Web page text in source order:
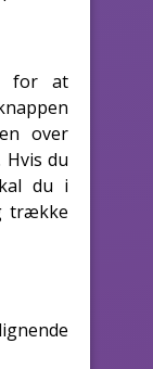
for at
over
du
du i
trække